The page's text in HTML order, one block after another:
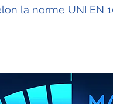
la norme UNI EN